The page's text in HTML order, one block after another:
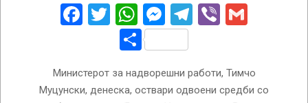
Facebook
Twitter
WhatsApp
Messenger
Telegram
Viber
Share
Министерот за надворешни работи, Тимчо
Муцунски, денеска, оствари одвоени средби со